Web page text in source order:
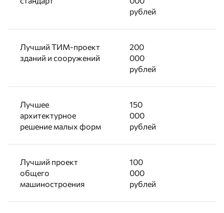
рублей
Лучший ТИМ-проект
зданий и сооружений
200
000
рублей
Лучшее
архитектурное
решение малых форм
150
000
рублей
Лучший проект
общего
машиностроения
100
000
рублей